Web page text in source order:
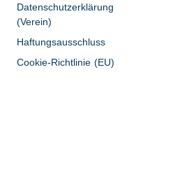
Datenschutzerklärung
(Verein)
Haftungsausschluss
Cookie-Richtlinie (EU)